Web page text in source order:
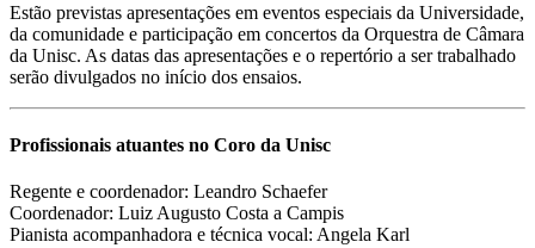
Estão previstas apresentações em eventos especiais da Universidade,
da comunidade e participação em concertos da Orquestra de Câmara
da Unisc. As datas das apresentações e o repertório a ser trabalhado
serão divulgados no início dos ensaios.
Profissionais atuantes no Coro da Unisc
Regente e coordenador: Leandro Schaefer
Coordenador: Luiz Augusto Costa a Campis
Pianista acompanhadora e técnica vocal: Angela Karl